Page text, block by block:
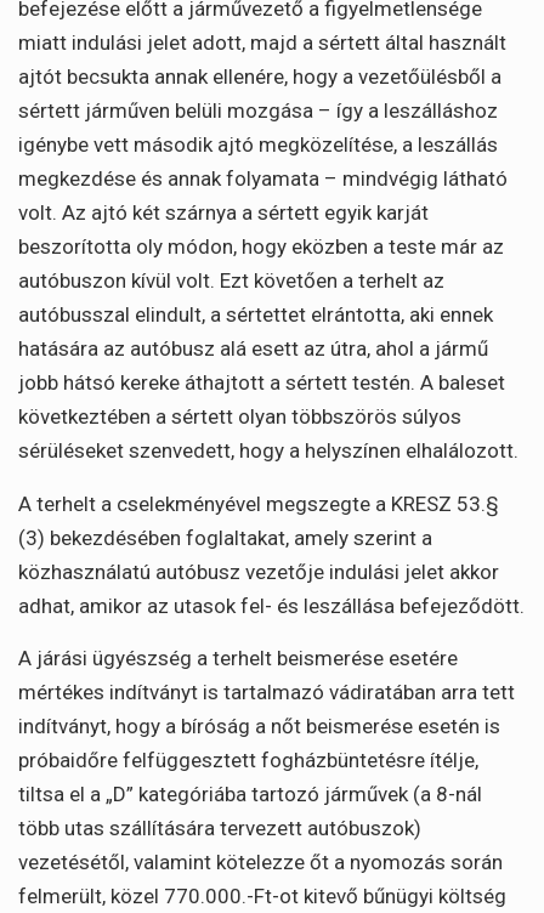
befejezése előtt a járművezető a figyelmetlensége
miatt indulási jelet adott, majd a sértett által használt
ajtót becsukta annak ellenére, hogy a vezetőülésből a
sértett járműven belüli mozgása – így a leszálláshoz
igénybe vett második ajtó megközelítése, a leszállás
megkezdése és annak folyamata – mindvégig látható
volt. Az ajtó két szárnya a sértett egyik karját
beszorította oly módon, hogy eközben a teste már az
autóbuszon kívül volt. Ezt követően a terhelt az
autóbusszal elindult, a sértettet elrántotta, aki ennek
hatására az autóbusz alá esett az útra, ahol a jármű
jobb hátsó kereke áthajtott a sértett testén. A baleset
következtében a sértett olyan többszörös súlyos
sérüléseket szenvedett, hogy a helyszínen elhalálozott.
A terhelt a cselekményével megszegte a KRESZ 53.§
(3) bekezdésében foglaltakat, amely szerint a
közhasználatú autóbusz vezetője indulási jelet akkor
adhat, amikor az utasok fel- és leszállása befejeződött.
A járási ügyészség a terhelt beismerése esetére
mértékes indítványt is tartalmazó vádiratában arra tett
indítványt, hogy a bíróság a nőt beismerése esetén is
próbaidőre felfüggesztett fogházbüntetésre ítélje,
tiltsa el a „D” kategóriába tartozó járművek (a 8-nál
több utas szállítására tervezett autóbuszok)
vezetésétől, valamint kötelezze őt a nyomozás során
felmerült, közel 770.000.-Ft-ot kitevő bűnügyi költség